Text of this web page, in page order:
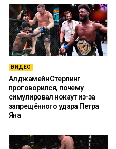
ВИДЕО
Алджамейн Стерлинг
проговорился, почему
симулировал нокаут из-за
запрещённого удара Петра
Яна